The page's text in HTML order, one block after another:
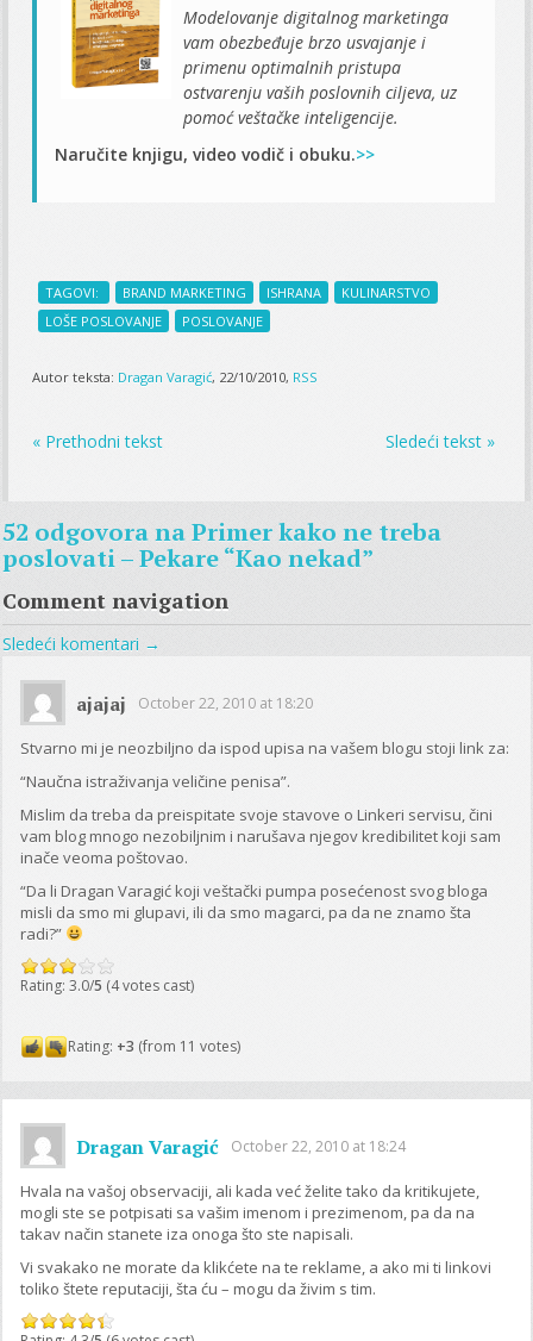
Modelovanje digitalnog marketinga
vam obezbeđuje brzo usvajanje i
primenu optimalnih pristupa
ostvarenju vaših poslovnih ciljeva, uz
pomoć veštačke inteligencije.
Naručite knjigu, video vodič i obuku.>>
TAGOVI: BRAND MARKETING ISHRANA
KULINARSTVO
LOŠE POSLOVANJE
POSLOVANJE
Autor teksta: Dragan Varagić, 22/10/2010, RSS
« Prethodni tekst Sledeći tekst »
52 odgovora naPrimer kako ne treba
poslovati – Pekare “Kao nekad”
Comment navigation
Sledeći komentari →
ajajaj October 22, 2010 at 18:20
Stvarno mi je neozbiljno da ispod upisa na vašem blogu stoji link za:
“Naučna istraživanja veličine penisa”.
Mislim da treba da preispitate svoje stavove o Linkeri servisu, čini
vam blog mnogo nezobiljnim i narušava njegov kredibilitet koji sam
inače veoma poštovao.
“Da li Dragan Varagić koji veštački pumpa posećenost svog bloga
misli da smo mi glupavi, ili da smo magarci, pa da ne znamo šta
radi?”
Rating: 3.0/5 (4 votes cast)
Rating: +3 (from 11 votes)
Dragan Varagić October 22, 2010 at 18:24
Hvala na vašoj observaciji, ali kada već želite tako da kritikujete,
mogli ste se potpisati sa vašim imenom i prezimenom, pa da na
takav način stanete iza onoga što ste napisali.
Vi svakako ne morate da klikćete na te reklame, a ako mi ti linkovi
toliko štete reputaciji, šta ću – mogu da živim s tim.